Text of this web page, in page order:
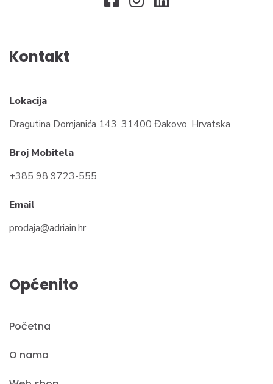
Kontakt
Lokacija
Dragutina Domjanića 143, 31400 Đakovo, Hrvatska
Broj Mobitela
+385 98 9723-555
Email
prodaja@adriain.hr
Općenito
Početna
O nama